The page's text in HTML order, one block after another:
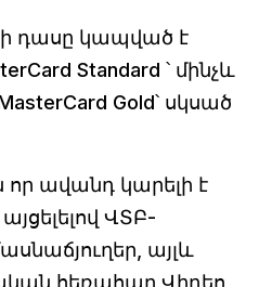
դասը կապված է
Standard ՝ մինչև
Gold՝ սկսած
որ ավանդ կարելի է
ՎՏԲ-
այլև
հեռահար Վիդեո